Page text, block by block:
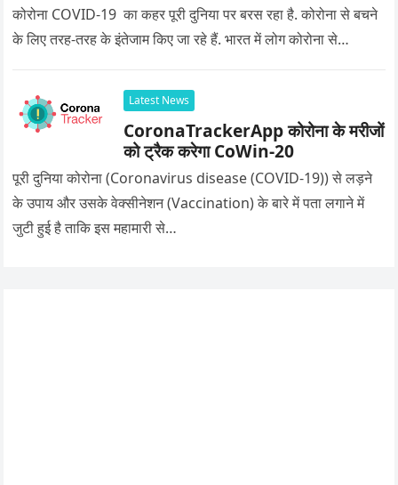
कोरोना COVID-19 का कहर पूरी दुनिया पर बरस रहा है. कोरोना से बचने
के लिए तरह-तरह के इंतेजाम किए जा रहे हैं. भारत में लोग कोरोना से…
Latest News
CoronaTrackerApp कोरोना के मरीजों
को ट्रैक करेगा CoWin-20
पूरी दुनिया कोरोना (Coronavirus disease (COVID-19)) से लड़ने
के उपाय और उसके वेक्सीनेशन (Vaccination) के बारे में पता लगाने में
जुटी हुई है ताकि इस महामारी से…